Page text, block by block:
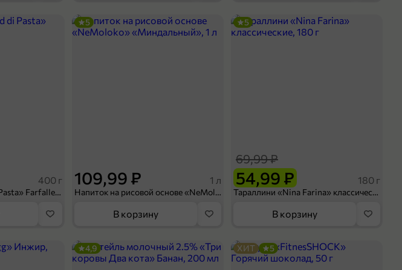
400 г
Макароны «Grand di Pasta» Farfalle, 400 г
109,99 ₽ 1 л
Напиток на рисовой основе «NeMoloko» «Миндальный», 1 л
5
В корзину
54,99 ₽
69,99 ₽
180 г
Тараллини «Nina Farina» классические, 180 г
5
В корзину
4,9 ХИТ 5